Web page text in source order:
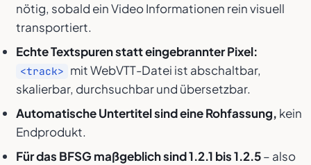
nötig, sobald ein Video Informationen rein visuell
transportiert.
Echte Textspuren statt eingebrannter Pixel:
<track> mit WebVTT-Datei ist abschaltbar,
skalierbar, durchsuchbar und übersetzbar.
Automatische Untertitel sind eine Rohfassung, kein
Endprodukt.
Für das BFSG maßgeblich sind 1.2.1 bis 1.2.5– also